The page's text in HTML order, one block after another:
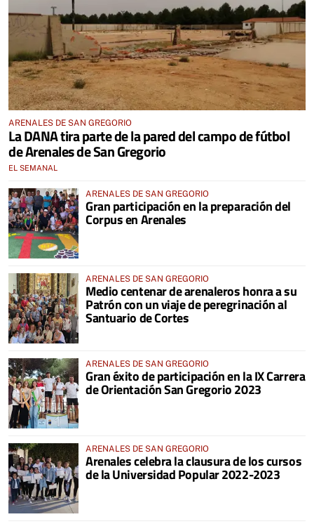
ARENALES DE SAN GREGORIO
La DANA tira parte de la pared del campo de fútbol
de Arenales de San Gregorio
EL SEMANAL
ARENALES DE SAN GREGORIO
Gran participación en la preparación del
Corpus en Arenales
ARENALES DE SAN GREGORIO
Medio centenar de arenaleros honra a su
Patrón con un viaje de peregrinación al
Santuario de Cortes
ARENALES DE SAN GREGORIO
Gran éxito de participación en la IX Carrera
de Orientación San Gregorio 2023
ARENALES DE SAN GREGORIO
Arenales celebra la clausura de los cursos
de la Universidad Popular 2022-2023